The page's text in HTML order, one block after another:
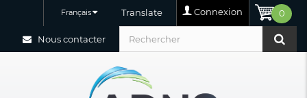
0
Connexion
Translate
Français
Nous contacter